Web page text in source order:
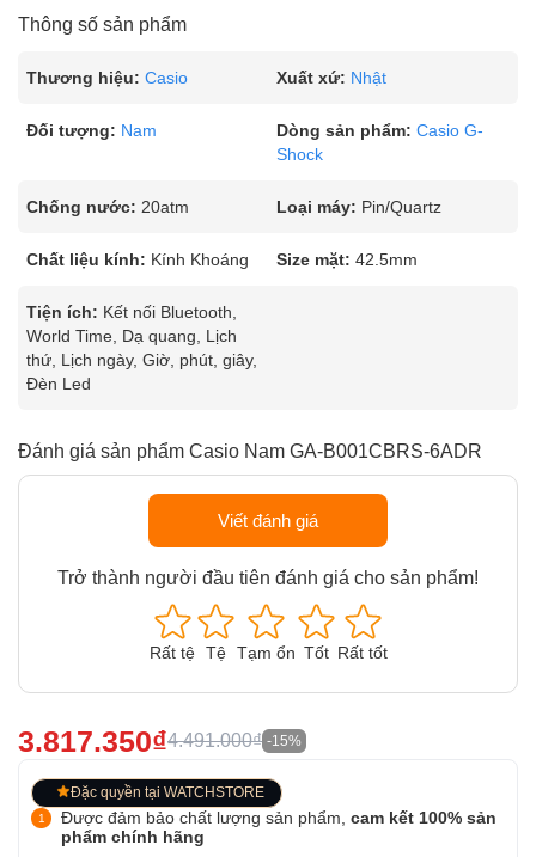
Thông số sản phẩm
Thương hiệu: Casio Xuất xứ: Nhật
Đối tượng: Nam Dòng sản phẩm: Casio G-
Shock
Chống nước: 20atm Loại máy: Pin/Quartz
Chất liệu kính: Kính Khoáng Size mặt: 42.5mm
Tiện ích: Kết nối Bluetooth,
World Time, Dạ quang, Lịch
thứ, Lịch ngày, Giờ, phút, giây,
Đèn Led
Đánh giá sản phẩm Casio Nam GA-B001CBRS-6ADR
Viết đánh giá
Trở thành người đầu tiên đánh giá cho sản phẩm!
Rất tệ Tệ Tạm ổn Tốt Rất tốt
3.817.350₫4.491.000₫ -15%
Đặc quyền tại WATCHSTORE
Được đảm bảo chất lượng sản phẩm, cam kết 100% sản
phẩm chính hãng